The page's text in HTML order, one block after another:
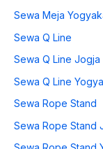
Sewa Meja
Sewa Q Line
Sewa Q Line Jogja
Sewa Q Line
Sewa Rope Stand
Sewa Rope Stand